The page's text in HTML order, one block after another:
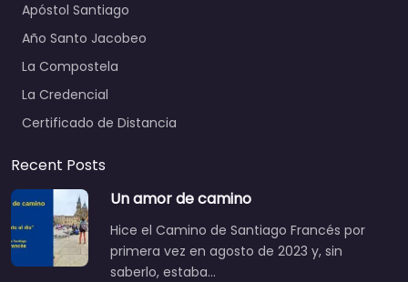
Apóstol Santiago
Año Santo Jacobeo
La Compostela
La Credencial
Certificado de Distancia
Recent Posts
Un amor de camino
Hice el Camino de Santiago Francés por
primera vez en agosto de 2023 y, sin
saberlo, estaba…